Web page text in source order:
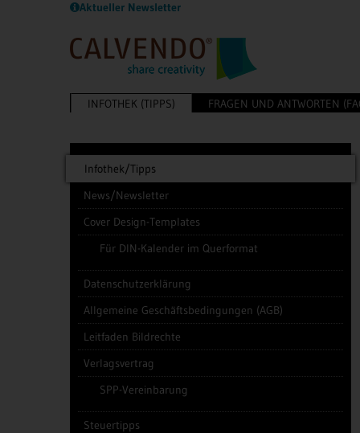
Aktueller Newsletter
INFOTHEK (TIPPS) FRAGEN UND ANTWORTEN
Infothek/Tipps
News/Newsletter
Cover Design-Templates
Für DIN-Kalender im Querformat
Datenschutzerklärung
Allgemeine Geschäftsbedingungen (AGB)
Leitfaden Bildrechte
Verlagsvertrag
SPP-Vereinbarung
Steuertipps